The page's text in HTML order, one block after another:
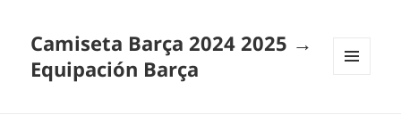
Camiseta Barça 2024 2025 →
Equipación Barça